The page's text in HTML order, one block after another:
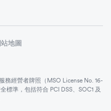
地圖
務經營者牌照（MSO License No. 16-
標準，包括符合 PCI DSS、SOC1 及